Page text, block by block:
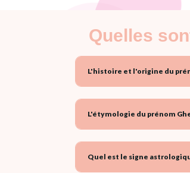
Quelles
L'histoire et l'origine du
L'étymologie du prénom
Quel est le signe